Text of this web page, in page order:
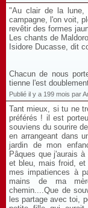
"Au clair de la lune,
campagne, l'on voit,
revêtir des formes
Les chants de
Isidore Ducasse, dit
Chacun de nous
tienne l'est
Publié il y a 199 mois par
Tant mieux, si tu ne
préférés ! il est
souviens du sourire
en arrangeant dans
jardin de mon
Pâques que j'aurais
et bleu, mais froid,
mes impatiences à
mains de ma
chemin....Que de
les partage avec toi,